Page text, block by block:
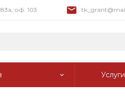
оф. 103
Услуги